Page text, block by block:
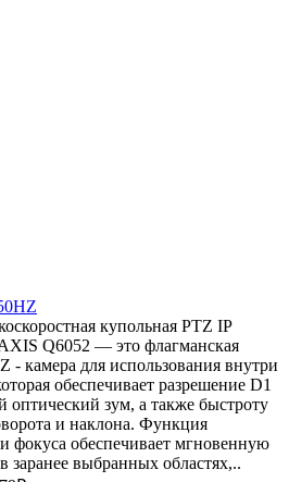
купольная PTZ IP
Q6052 — это флагманская
- камера для использования внутри
обеспечивает разрешение D1
оптический зум, а также быстроту
и наклона. Функция
фокуса обеспечивает мгновенную
заранее выбранных областях,..